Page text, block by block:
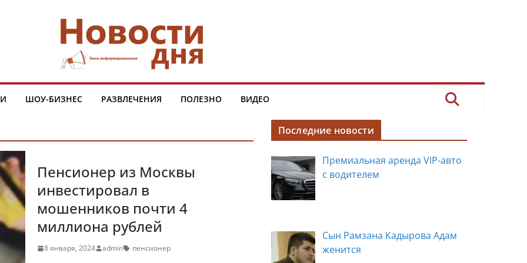
ШОУ-БИЗНЕС РАЗВЛЕЧЕНИЯ ПОЛЕЗНО ВИДЕО
Пенсионер из Москвы
инвестировал в
мошенников почти 4
миллиона рублей
8 января, 2024 admin пенсионер
Последние новости
Премиальная аренда VIP-авто
с водителем
Сын Рамзана Кадырова Адам
женится